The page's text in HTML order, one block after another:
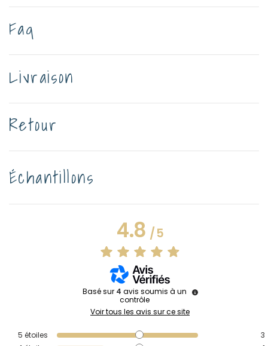
Faq
Livraison
Retour
Échantillons
4.8/5
Basé sur 4 avis soumis à un
contrôle
Voir tous les avis sur ce site
5 étoiles
3